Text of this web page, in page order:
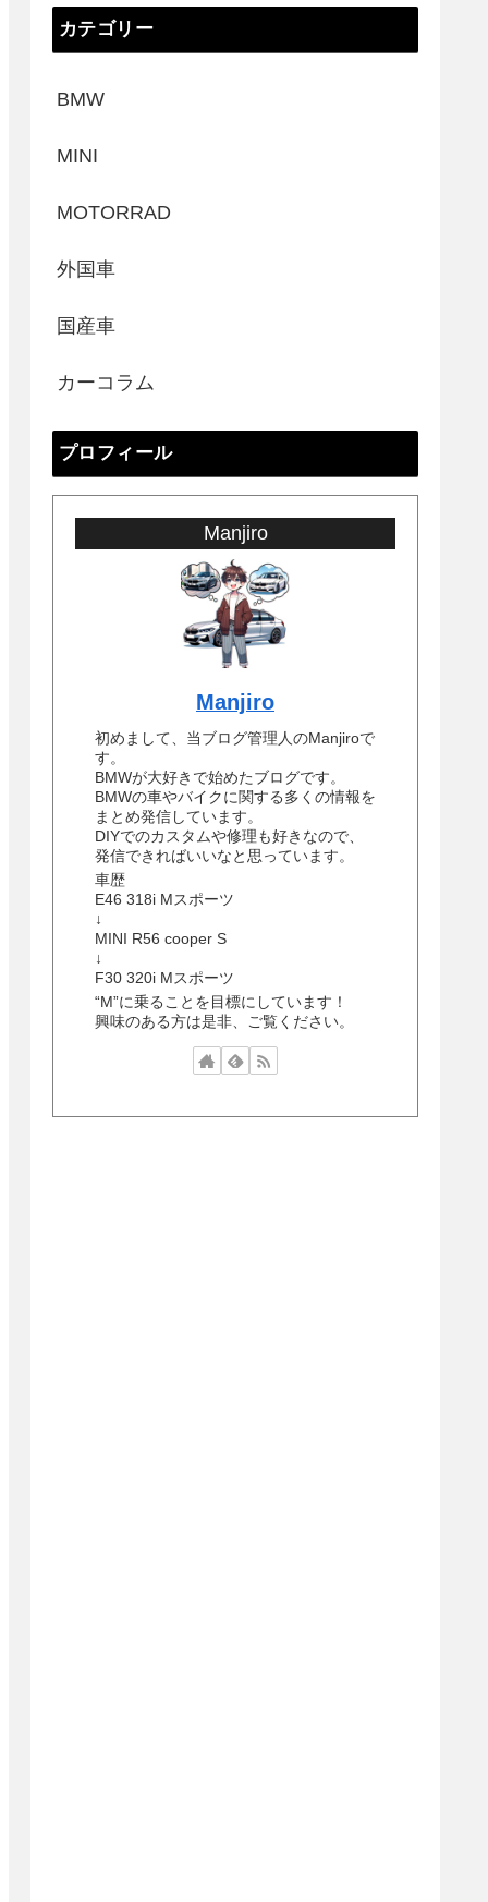
カテゴリー
BMW
MINI
MOTORRAD
外国車
国産車
カーコラム
プロフィール
Manjiro
Manjiro
初めまして、当ブログ管理人のManjiroで
す。
BMWが大好きで始めたブログです。
BMWの車やバイクに関する多くの情報を
まとめ発信しています。
DIYでのカスタムや修理も好きなので、
発信できればいいなと思っています。
車歴
E46 318i Mスポーツ
↓
MINI R56 cooper S
↓
F30 320i Mスポーツ
“M”に乗ることを目標にしています！
興味のある方は是非、ご覧ください。